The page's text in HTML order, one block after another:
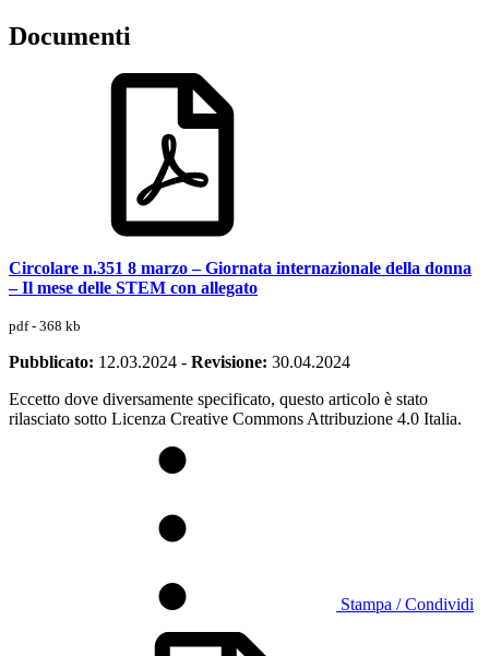
Documenti
Circolare n.351 8 marzo – Giornata internazionale della donna
– Il mese delle STEM con allegato
pdf - 368 kb
Pubblicato: 12.03.2024 - Revisione: 30.04.2024
Eccetto dove diversamente specificato, questo articolo è stato
rilasciato sotto Licenza Creative Commons Attribuzione 4.0 Italia.
Stampa / Condividi